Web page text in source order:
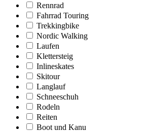
Rennrad
Fahrrad Touring
Trekkingbike
Nordic Walking
Laufen
Klettersteig
Inlineskates
Skitour
Langlauf
Schneeschuh
Rodeln
Reiten
Boot und Kanu